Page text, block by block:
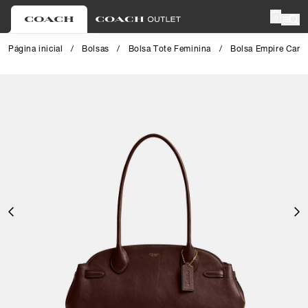
Página inicial / Bolsas / Bolsa Tote Feminina / Bolsa Empire